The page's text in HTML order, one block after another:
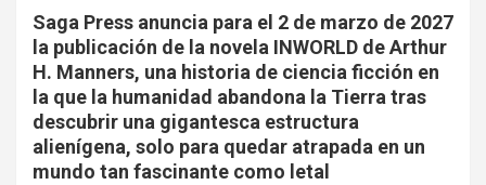
Saga Press anuncia para el 2 de marzo de 2027
la publicación de la novela INWORLD de Arthur
H. Manners, una historia de ciencia ficción en
la que la humanidad abandona la Tierra tras
descubrir una gigantesca estructura
alienígena, solo para quedar atrapada en un
mundo tan fascinante como letal